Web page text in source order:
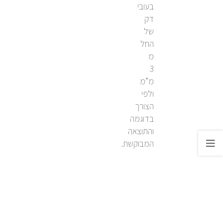
בעובי
דק
של
החל
מ
3
מ”מ
ולפי
הצורך
בדוגמה
והתוצאה
המבוקשת.